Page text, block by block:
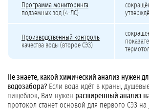
Программа мониторинга
подземных вод (4-ЛС)
Производственный контроль
качества воды (второе СЭЗ)
Не знаете, какой химический анализ нужен
водозабора? Если вода идёт в краны,
пищеблок, Вам нужен расширенный анализ
протокол станет основой для первого СЭЗ на